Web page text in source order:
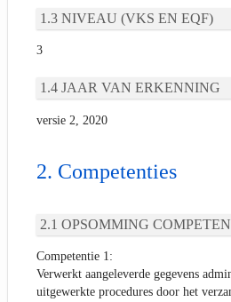
NIVEAU (VKS EN EQF)
3
JAAR VAN ERKENNING
versie 2, 2020
Competenties
OPSOMMING
Competentie 1:
Verwerkt aangeleverde gegevens
uitgewerkte procedures door het